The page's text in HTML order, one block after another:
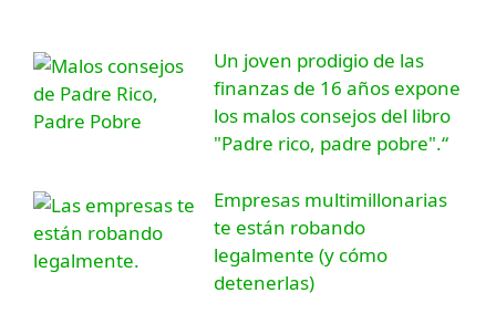
Un joven prodigio de las
finanzas de 16 años expone
los malos consejos del libro
"Padre rico, padre pobre".“
Empresas multimillonarias
te están robando
legalmente (y cómo
detenerlas)